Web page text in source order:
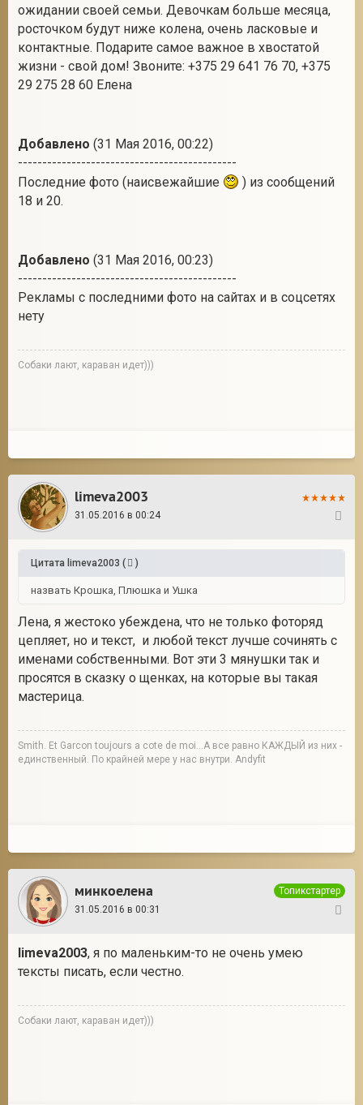
ожидании своей семьи. Девочкам больше месяца,
росточком будут ниже колена, очень ласковые и
контактные. Подарите самое важное в хвостатой
жизни - свой дом! Звоните: +375 29 641 76 70, +375
29 275 28 60 Елена
Добавлено (31 Мая 2016, 00:22)
---------------------------------------------
Последние фото (наисвежайшие
) из сообщений
18 и 20.
Добавлено (31 Мая 2016, 00:23)
---------------------------------------------
Рекламы с последними фото на сайтах и в соцсетях
нету
Собаки лают, караван идет)))
limeva2003
31.05.2016 в 00:24
Цитата limeva2003 ( )
назвать Крошка, Плюшка и Ушка
Лена, я жестоко убеждена, что не только фоторяд
цепляет, но и текст, и любой текст лучше сочинять с
именами собственными. Вот эти 3 мянушки так и
просятся в сказку о щенках, на которые вы такая
мастерица.
Smith. Et Garcon toujours a cote de moi...А все равно КАЖДЫЙ из них -
единственный. По крайней мере у нас внутри. Andyfit
минкоелена
Топикстартер
31.05.2016 в 00:31
limeva2003, я по маленьким-то не очень умею
тексты писать, если честно.
Собаки лают, караван идет)))